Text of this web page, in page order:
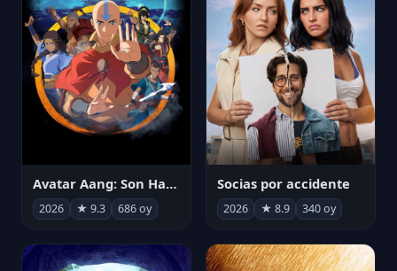
Avatar Aang: Son Havabükücü
2026 ★ 9.3 686 oy
Socias por accidente
2026 ★ 8.9 340 oy